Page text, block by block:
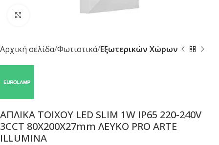
Κλικ για μεγέθυνση
Αρχική σελίδα Φωτιστικά Εξωτερικών Χώρων
ΑΠΛΙΚΑ ΤΟΙΧΟΥ LED SLIM 1W IP65 220-240V
3CCT 80X200X27mm ΛΕΥΚΟ PRO ARTE
ILLUMINA